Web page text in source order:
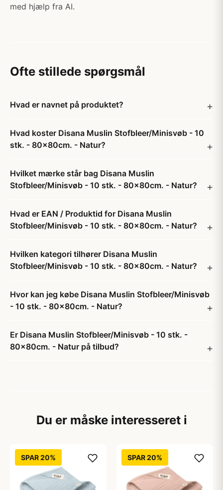
med hjælp fra AI.
Ofte stillede spørgsmål
Hvad er navnet på produktet?
Hvad koster Disana Muslin Stofbleer/Minisvøb - 10
stk. - 80x80cm. - Natur?
Hvilket mærke står bag Disana Muslin
Stofbleer/Minisvøb - 10 stk. - 80x80cm. - Natur?
Hvad er EAN / Produktid for Disana Muslin
Stofbleer/Minisvøb - 10 stk. - 80x80cm. - Natur?
Hvilken kategori tilhører Disana Muslin
Stofbleer/Minisvøb - 10 stk. - 80x80cm. - Natur?
Hvor kan jeg købe Disana Muslin Stofbleer/Minisvøb
- 10 stk. - 80x80cm. - Natur?
Er Disana Muslin Stofbleer/Minisvøb - 10 stk. -
80x80cm. - Natur på tilbud?
Du er måske interesseret i
SPAR 20% SPAR 20%